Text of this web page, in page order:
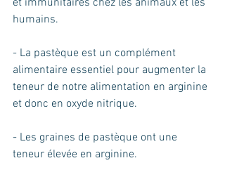
et immunitaires chez les animaux et les
humains.
- La pastèque est un complément
alimentaire essentiel pour augmenter la
teneur de notre alimentation en arginine
et donc en oxyde nitrique.
- Les graines de pastèque ont une
teneur élevée en arginine.